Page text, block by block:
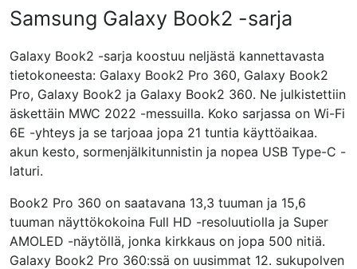
Samsung Galaxy Book2 -sarja
Galaxy Book2 -sarja koostuu neljästä kannettavasta
tietokoneesta: Galaxy Book2 Pro 360, Galaxy Book2
Pro, Galaxy Book2 ja Galaxy Book2 360. Ne julkistettiin
äskettäin MWC 2022 -messuilla. Koko sarjassa on Wi-Fi
6E -yhteys ja se tarjoaa jopa 21 tuntia käyttöaikaa.
akun kesto, sormenjälkitunnistin ja nopea USB Type-C -
laturi.
Book2 Pro 360 on saatavana 13,3 tuuman ja 15,6
tuuman näyttökokoina Full HD -resoluutiolla ja Super
AMOLED -näytöllä, jonka kirkkaus on jopa 500 nitiä.
Galaxy Book2 Pro 360:ssä on uusimmat 12. sukupolven